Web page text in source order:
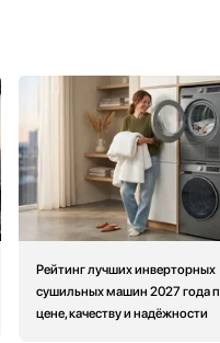
Рейтинг лучших инверторных
сушильных машин 2027 года
цене, качеству и надёжности